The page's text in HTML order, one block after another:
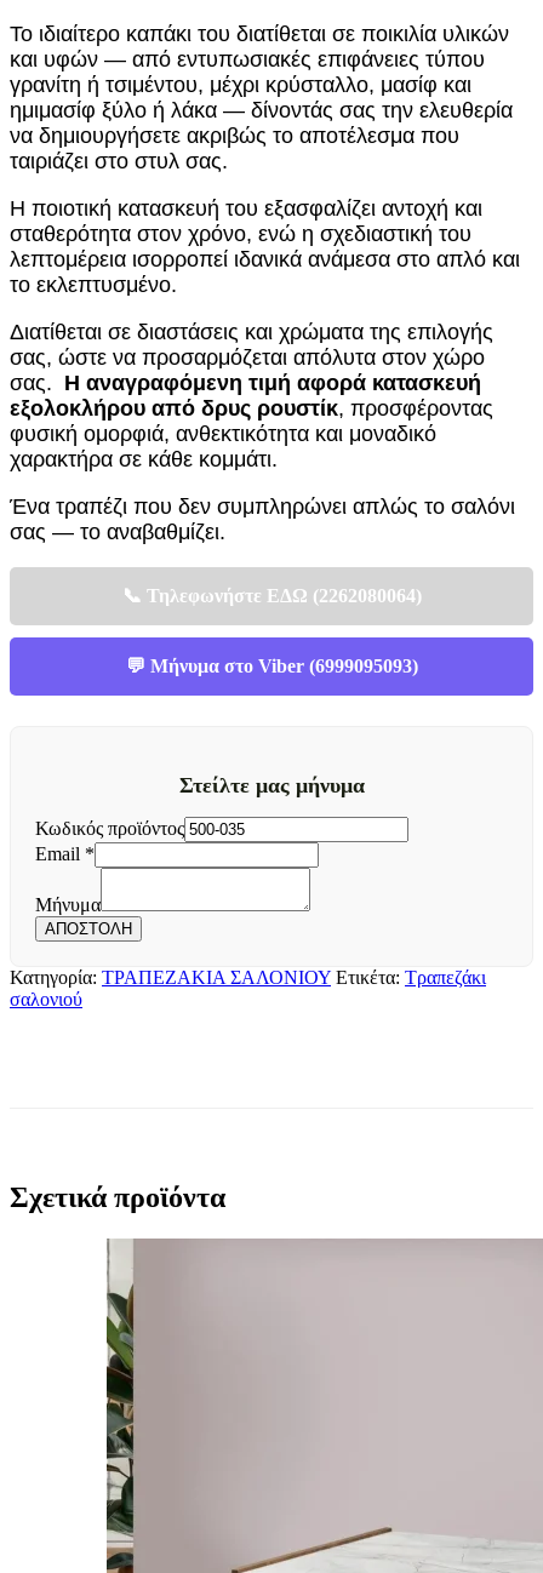
Το ιδιαίτερο καπάκι του διατίθεται σε ποικιλία υλικών
και υφών — από εντυπωσιακές επιφάνειες τύπου
γρανίτη ή τσιμέντου, μέχρι κρύσταλλο, μασίφ και
ημιμασίφ ξύλο ή λάκα — δίνοντάς σας την ελευθερία
να δημιουργήσετε ακριβώς το αποτέλεσμα που
ταιριάζει στο στυλ σας.
Η ποιοτική κατασκευή του εξασφαλίζει αντοχή και
σταθερότητα στον χρόνο, ενώ η σχεδιαστική του
λεπτομέρεια ισορροπεί ιδανικά ανάμεσα στο απλό και
το εκλεπτυσμένο.
Διατίθεται σε διαστάσεις και χρώματα της επιλογής
σας, ώστε να προσαρμόζεται απόλυτα στον χώρο
σας. Η αναγραφόμενη τιμή αφορά κατασκευή
εξολοκλήρου από δρυς ρουστίκ, προσφέροντας
φυσική ομορφιά, ανθεκτικότητα και μοναδικό
χαρακτήρα σε κάθε κομμάτι.
Ένα τραπέζι που δεν συμπληρώνει απλώς το σαλόνι
σας — το αναβαθμίζει.
📞 Τηλεφωνήστε ΕΔΩ (2262080064)
💬 Μήνυμα στο Viber (6999095093)
Στείλτε μας μήνυμα
Κωδικός προϊόντος
Email *
προϊόντος
Κωδικός
Μήνυμα
ΑΠΟΣΤΟΛΗ
Κατηγορία: ΤΡΑΠΕΖΑΚΙΑ ΣΑΛΟΝΙΟΥ Ετικέτα: Τραπεζάκι
σαλονιού
Σχετικά προϊόντα